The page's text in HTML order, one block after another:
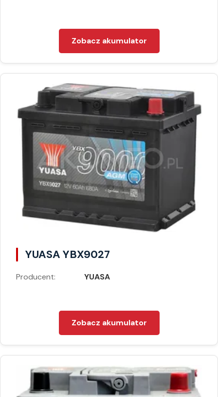
Zobacz akumulator
YUASA YBX9027
Producent: YUASA
Zobacz akumulator